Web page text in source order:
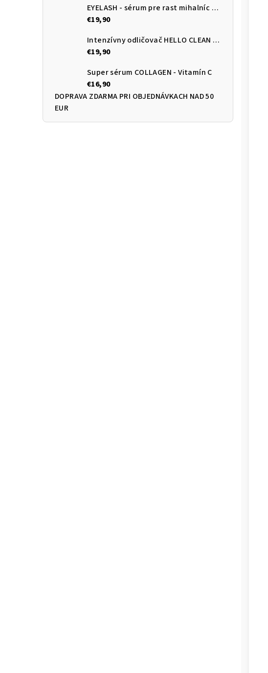
EYELASH - sérum pre rast mihalníc a obočia
€19,90
Intenzívny odličovač HELLO CLEAN 3v1 s kyselinou hyalurónovou
€19,90
Super sérum COLLAGEN - Vitamín C
€16,90
DOPRAVA ZDARMA PRI OBJEDNÁVKACH NAD 50
EUR